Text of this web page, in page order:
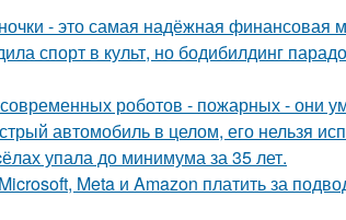
- это самая надёжная финансовая
спорт в культ, но бодибилдинг
роботов - пожарных - они
автомобиль в целом, его нельзя
упала до минимума за 35 лет.
Meta и Amazon платить за